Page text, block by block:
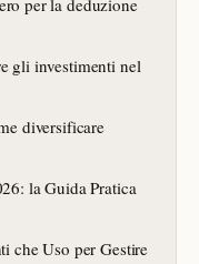
gli investimenti nel
diversificare
la Guida Pratica
che Uso per Gestire